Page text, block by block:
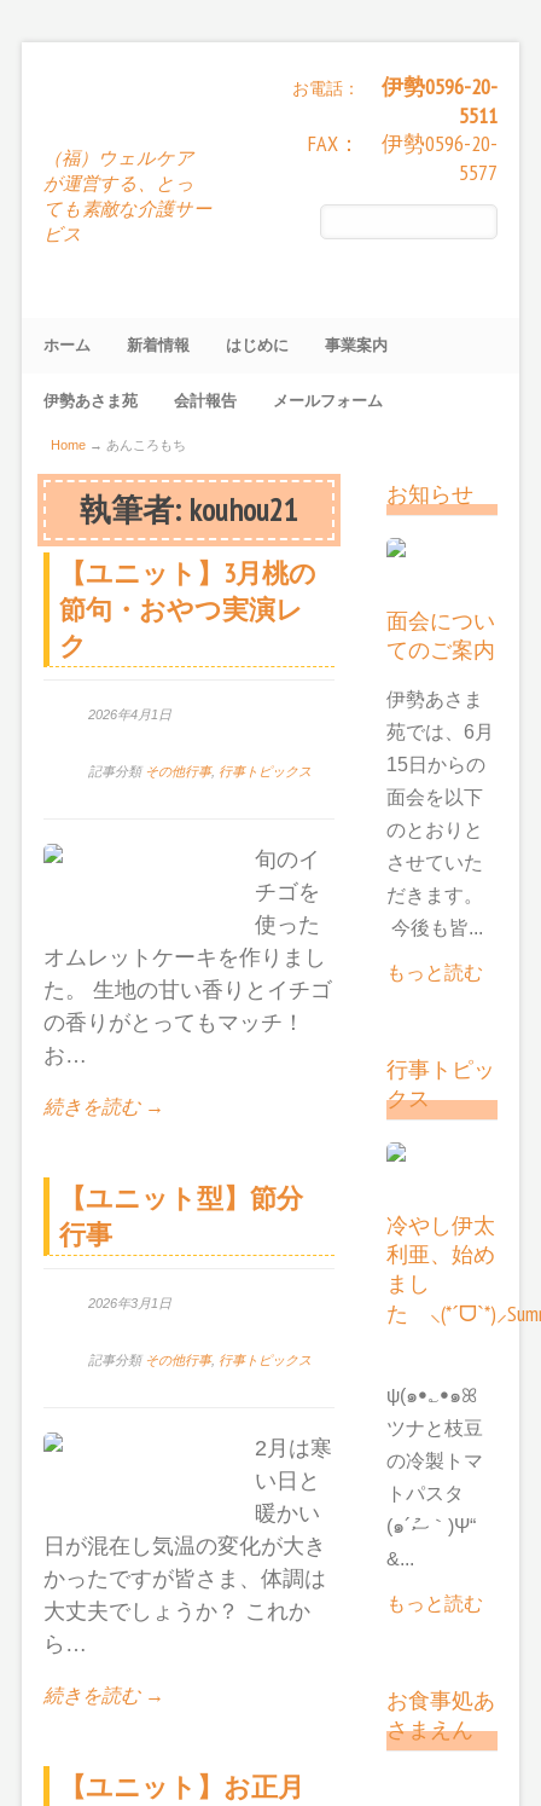
（福）ウェルケア
が運営する、とっ
ても素敵な介護サー
ビス
お電話：
伊勢0596-20-
5511
FAX： 伊勢0596-20-
5577
ホーム 新着情報 はじめに 事業案内
伊勢あさま苑 会計報告 メールフォーム
Home → あんころもち
執筆者: kouhou21
【ユニット】3月桃の
節句・おやつ実演レ
ク
2026年4月1日
記事分類 その他行事, 行事トピックス
旬のイ
チゴを
使った
オムレットケーキを作りまし
た。 生地の甘い香りとイチゴ
の香りがとってもマッチ！
お…
続きを読む →
【ユニット型】節分
行事
2026年3月1日
記事分類 その他行事, 行事トピックス
2月は寒
い日と
暖かい
日が混在し気温の変化が大き
かったですが皆さま、体調は
大丈夫でしょうか？ これか
ら…
続きを読む →
【ユニット】お正月
お知らせ
面会につい
てのご案内
伊勢あさま
苑では、6月
15日からの
面会を以下
のとおりと
させていた
だきます。
今後も皆...
もっと読む
行事トピッ
クス
冷やし伊太
利亜、始め
まし
た
ψ(๑ꔷ؎ꔷ๑ꕤ
ツナと枝豆
の冷製トマ
トパスタ
(๑´ސު｀)Ψ“
&...
もっと読む
お食事処あ
さまえん